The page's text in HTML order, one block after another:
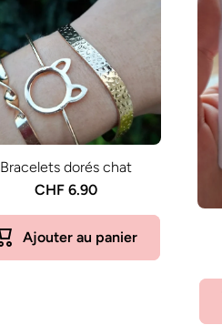
Bracelets dorés chat
CHF 6.90
Ajouter au panier